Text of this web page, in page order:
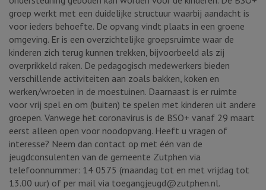
groep werkt met een duidelijke structuur waarbij aandacht is
voor ieders behoefte. De opvang vindt plaats in een groene
omgeving. Er is een overzichtelijke groepsruimte waar de
kinderen zich terug kunnen trekken, bijvoorbeeld als zij
overprikkeld raken. De pedagogisch medewerkers bieden
verschillende activiteiten aan zoals bakken, koken en
werken/wroeten in de moestuinen. Daarnaast is er ruimte
voor vrij spel en om (buiten) te spelen met kinderen uit andere
groepen. Vanwege het coronavirus is de BSO+ vanaf 29 maart
eerst alleen open voor noodopvang. Heeft u vragen of
interesse? Neem dan contact op met één van de
jeugdconsulenten van de gemeente Zutphen via
telefoonnummer: 14 0575 (maandag tot en met vrijdag tot
13.00 uur) of per mail via toegangjeugd@zutphen.nl.